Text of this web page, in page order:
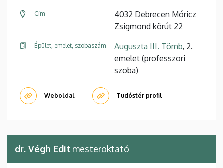
Cím
4032 Debrecen Móricz
Zsigmond körút 22
Épület, emelet, szobaszám Auguszta III. Tömb, 2.
emelet (professzori
szoba)
Weboldal Tudóstér profil
dr. Végh Edit mesteroktató